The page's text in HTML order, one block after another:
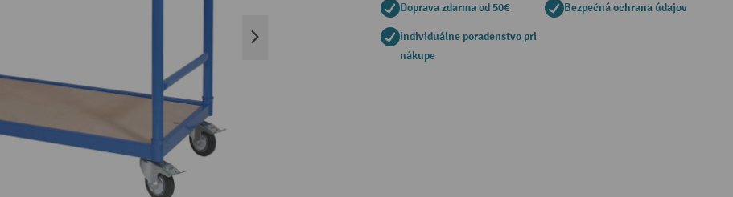
Doprava zdarma od 50€ Bezpečná ochrana údajov
Individuálne poradenstvo pri
nákupe